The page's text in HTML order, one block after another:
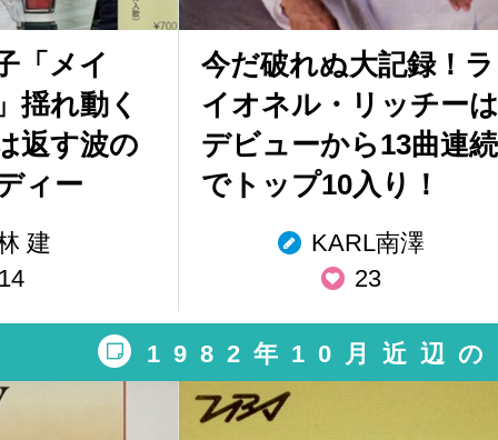
「メイ
揺れ動く
返す波の
ィー
建
今だ破れぬ大記録！ラ
イオネル・リッチーは
デビューから13曲連続
でトップ10入り！
KARL南澤
23
1982年10月近辺の